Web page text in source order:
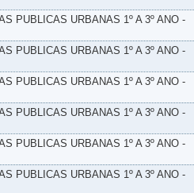
PUBLICAS URBANAS 1º A 3º ANO -
PUBLICAS URBANAS 1º A 3º ANO -
PUBLICAS URBANAS 1º A 3º ANO -
PUBLICAS URBANAS 1º A 3º ANO -
PUBLICAS URBANAS 1º A 3º ANO -
PUBLICAS URBANAS 1º A 3º ANO -